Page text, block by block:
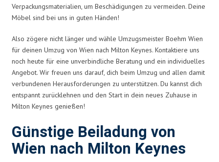
Verpackungsmaterialien, um Beschädigungen zu vermeiden. Deine
Möbel sind bei uns in guten Händen!
Also zögere nicht länger und wähle Umzugsmeister Boehm Wien
für deinen Umzug von Wien nach Milton Keynes. Kontaktiere uns
noch heute für eine unverbindliche Beratung und ein individuelles
Angebot. Wir freuen uns darauf, dich beim Umzug und allen damit
verbundenen Herausforderungen zu unterstützen. Du kannst dich
entspannt zurücklehnen und den Start in dein neues Zuhause in
Milton Keynes genießen!
Günstige Beiladung von
Wien nach Milton Keynes